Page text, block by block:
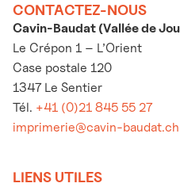
CONTACTEZ-NOUS
Cavin-Baudat (Vallée de
Le Crépon 1 – L’Orient
Case postale 120
1347 Le Sentier
Tél. +41 (0)21 845 55 27
imprimerie@cavin-baudat.ch
LIENS UTILES